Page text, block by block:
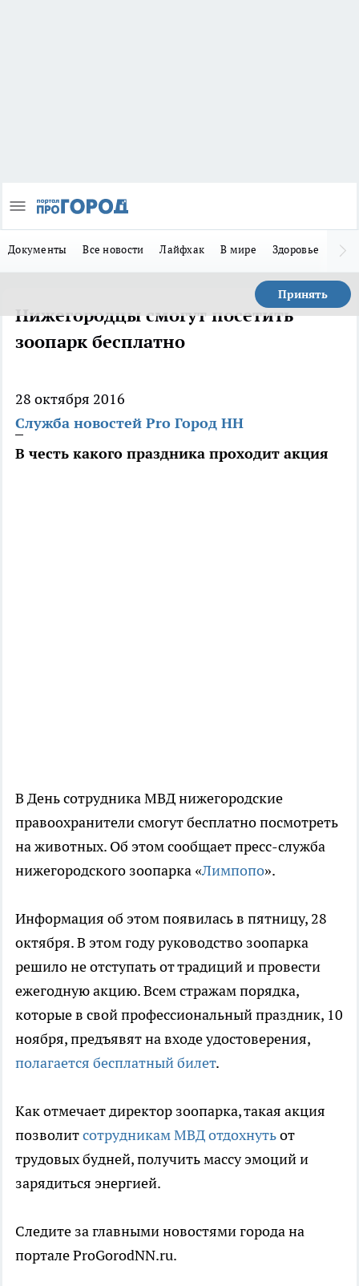
Документы Все новости Лайфхак В мире Здоровье
Принять
Нижегородцы смогут посетить
зоопарк бесплатно
28 октября 2016
Служба новостей Pro Город НН
В честь какого праздника проходит акция
В День сотрудника МВД нижегородские
правоохранители смогут бесплатно посмотреть
на животных. Об этом сообщает пресс-служба
нижегородского зоопарка «Лимпопо».
Информация об этом появилась в пятницу, 28
октября. В этом году руководство зоопарка
решило не отступать от традиций и провести
ежегодную акцию. Всем стражам порядка,
которые в свой профессиональный праздник, 10
ноября, предъявят на входе удостоверения,
полагается бесплатный билет.
Как отмечает директор зоопарка, такая акция
позволитсотрудникам МВД отдохнутьот
трудовых будней, получить массу эмоций и
зарядиться энергией.
Следите за главными новостями города на
портале ProGorodNN.ru.